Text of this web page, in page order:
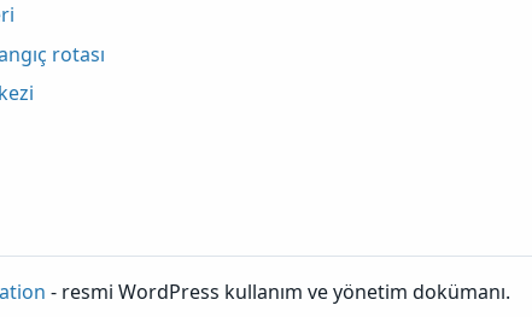
rotası
- resmi WordPress kullanım ve yönetim dokümanı.